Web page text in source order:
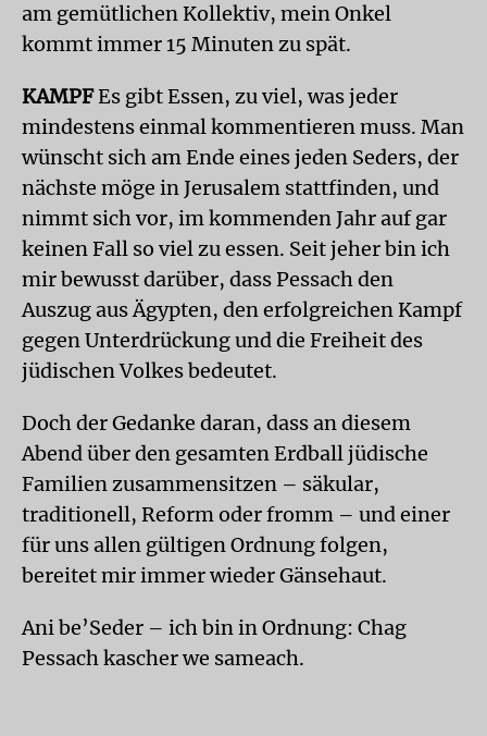
am gemütlichen Kollektiv, mein Onkel
kommt immer 15 Minuten zu spät.
KAMPFEs gibt Essen, zu viel, was jeder
mindestens einmal kommentieren muss. Man
wünscht sich am Ende eines jeden Seders, der
nächste möge in Jerusalem stattfinden, und
nimmt sich vor, im kommenden Jahr auf gar
keinen Fall so viel zu essen. Seit jeher bin ich
mir bewusst darüber, dass Pessach den
Auszug aus Ägypten, den erfolgreichen Kampf
gegen Unterdrückung und die Freiheit des
jüdischen Volkes bedeutet.
Doch der Gedanke daran, dass an diesem
Abend über den gesamten Erdball jüdische
Familien zusammensitzen – säkular,
traditionell, Reform oder fromm – und einer
für uns allen gültigen Ordnung folgen,
bereitet mir immer wieder Gänsehaut.
Ani be’Seder – ich bin in Ordnung: Chag
Pessach kascher we sameach.